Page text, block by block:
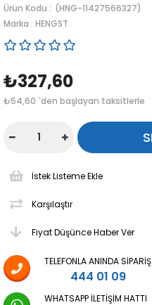
(HNG-11427566327)
Marka : HENGST
₺327,60
₺54,60 `den başlayan taksitlerle
İstek Listeme Ekle
Karşılaştır
Fiyat Düşünce Haber Ver
TELEFONLA ANINDA SIPARIŞ
444 01 09
WHATSAPP İLETIŞIM HATTI